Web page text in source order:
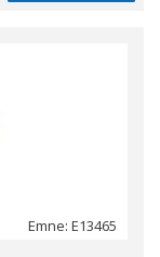
Emne: E13465